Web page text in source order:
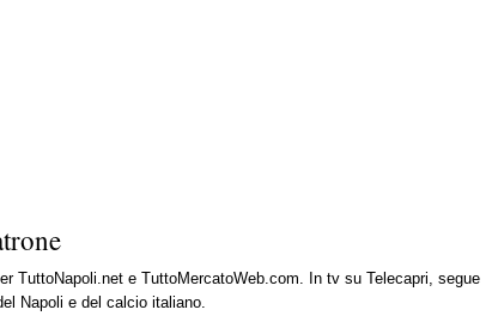
TuttoNapoli.net e TuttoMercatoWeb.com. In tv su Telecapri, segue
Napoli e del calcio italiano.